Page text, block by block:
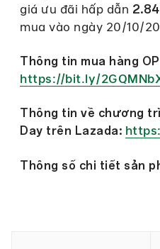
giá ưu đãi hấp dẫn
mua vào ngày 20/10/
Thông tin mua hàng
https://bit.ly/
Thông tin về chương
Day trên Lazada:
Thông số chi tiết sản